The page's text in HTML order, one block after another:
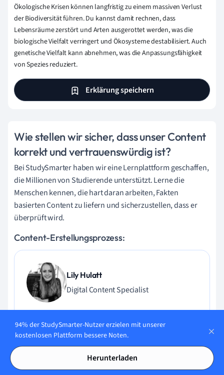
Ökologische Krisen können langfristig zu einem massiven Verlust
der Biodiversität führen. Du kannst damit rechnen, dass
Lebensräume zerstört und Arten ausgerottet werden, was die
biologische Vielfalt verringert und Ökosysteme destabilisiert. Auch
genetische Vielfalt kann abnehmen, was die Anpassungsfähigkeit
von Spezies reduziert.
Erklärung speichern
Wie stellen wir sicher, dass unser Content
korrekt und vertrauenswürdig ist?
Bei StudySmarter haben wir eine Lernplattform geschaffen,
die Millionen von Studierende unterstützt. Lerne die
Menschen kennen, die hart daran arbeiten, Fakten
basierten Content zu liefern und sicherzustellen, dass er
überprüft wird.
Content-Erstellungsprozess:
Lily Hulatt
Digital Content Specialist
Jahren Erfahrung in Content-Strategie und Curriculum-
Design. Sie hat 2022 ihren Doktortitel in Englischer Literatur
an der Durham University erhalten, dort auch im
Fachbereich Englische Studien unterrichtet und an
verschiedenen Veröffentlichungen mitgewirkt. Lily ist
94% der StudySmarter-Nutzer erzielen mit unserer
kostenlosen Plattform bessere Noten.
Herunterladen